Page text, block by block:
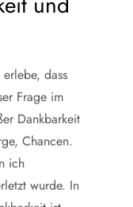
dass
Frage im
Dankbarkeit
Chancen.
ich
wurde. In